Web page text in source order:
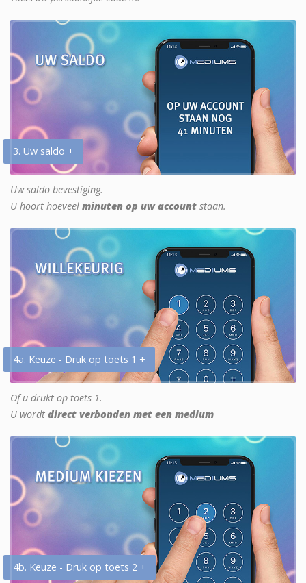
3. Uw saldo +
Uw saldo bevestiging.
U hoort hoeveel minuten op uw account staan.
4a. Keuze - Druk op toets 1 +
Of u drukt op toets 1.
U wordt direct verbonden met een medium
4b. Keuze - Druk op toets 2 +